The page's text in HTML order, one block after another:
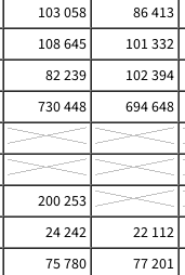
103 058 86 413
108 645 101 332
82 239 102 394
730 448 694 648
200 253
24 242 22 112
75 780 77 201